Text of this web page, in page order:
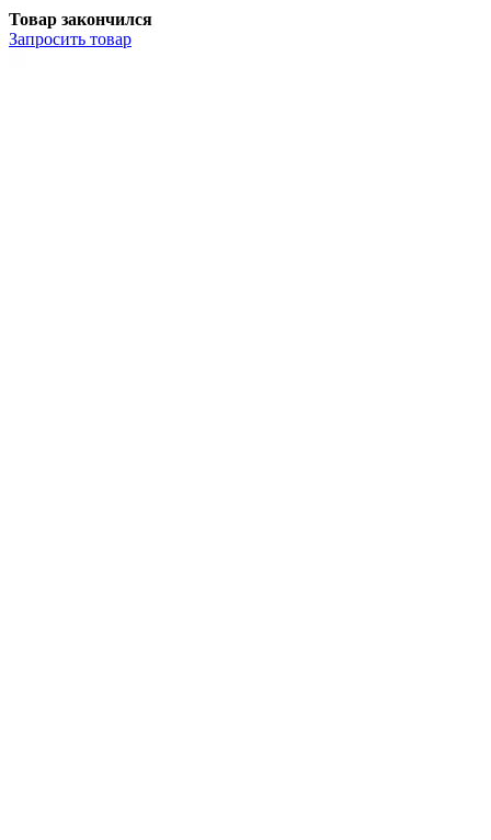
Товар закончился
Запросить товар